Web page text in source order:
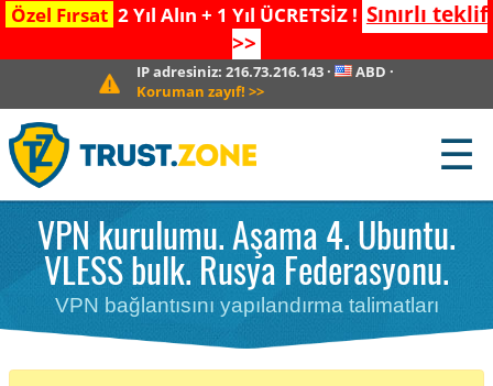
Özel Fırsat 2 Yıl Alın + 1 Yıl ÜCRETSİZ ! Sınırlı teklif
>>
IP adresiniz:216.73.216.143 · ABD ·
Koruman zayıf! >>
☰
VPN kurulumu. Aşama 4. Ubuntu.
VLESS bulk. Rusya Federasyonu.
VPN bağlantısını yapılandırma talimatları